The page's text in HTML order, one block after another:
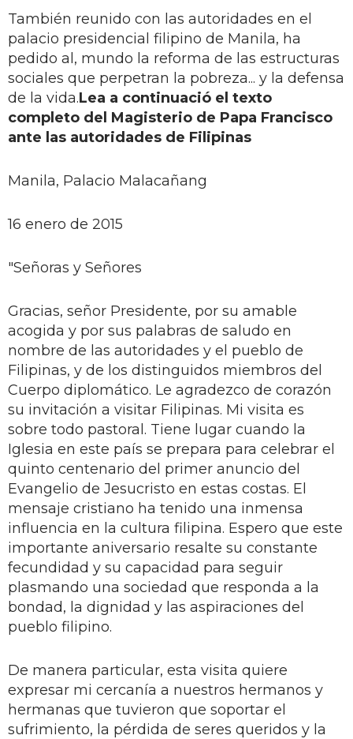
También reunido con las autoridades en el
palacio presidencial filipino de Manila, ha
pedido al, mundo la reforma de las estructuras
sociales que perpetran la pobreza... y la defensa
de la vida.Lea a continuació el texto
completo del Magisterio de Papa Francisco
ante las autoridades de Filipinas
Manila, Palacio Malacañang
16 enero de 2015
"Señoras y Señores
Gracias, señor Presidente, por su amable
acogida y por sus palabras de saludo en
nombre de las autoridades y el pueblo de
Filipinas, y de los distinguidos miembros del
Cuerpo diplomático. Le agradezco de corazón
su invitación a visitar Filipinas. Mi visita es
sobre todo pastoral. Tiene lugar cuando la
Iglesia en este país se prepara para celebrar el
quinto centenario del primer anuncio del
Evangelio de Jesucristo en estas costas. El
mensaje cristiano ha tenido una inmensa
influencia en la cultura filipina. Espero que este
importante aniversario resalte su constante
fecundidad y su capacidad para seguir
plasmando una sociedad que responda a la
bondad, la dignidad y las aspiraciones del
pueblo filipino.
De manera particular, esta visita quiere
expresar mi cercanía a nuestros hermanos y
hermanas que tuvieron que soportar el
sufrimiento, la pérdida de seres queridos y la